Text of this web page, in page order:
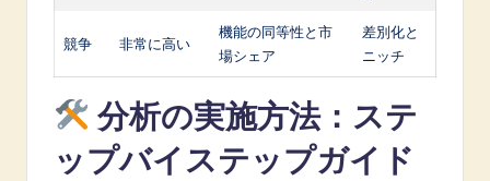
競争 非常に高い
機能の同等性と市
場シェア
差別化と
ニッチ
分析の実施方法：ステ
ップバイステップガイド